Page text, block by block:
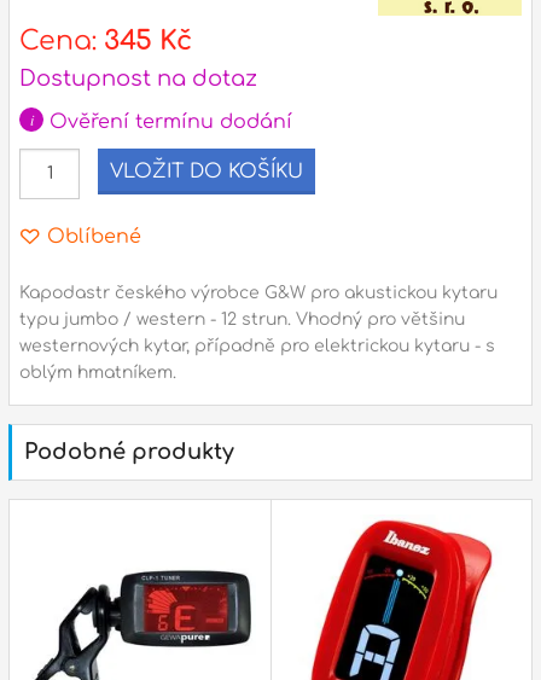
Adresa
Praha 3 - 130 00 (mapa)
gsm.: +420 777 888 088
tel.: +420 222 782 732
email: prodejna@bici.cz
Otevírací doba
pondělí – pátek :
sobota :ZAVŘENO
neděle :ZAVŘENO
státní svátky :ZAVŘENO
Cena: 345 Kč
Dostupnost na dotaz
i Ověření termínu dodání
VLOŽIT DO KOŠÍKU
Oblíbené
Kapodastr českého výrobce G&W pro akustickou kytaru
typu jumbo / western - 12 strun. Vhodný pro většinu
westernových kytar, případně pro elektrickou kytaru - s
oblým hmatníkem.
Podobné produkty